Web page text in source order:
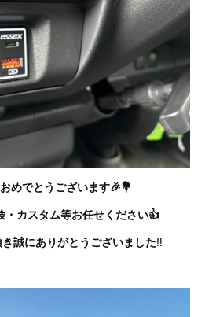
めでとうございます🎉💐
・カスタム等お任せください👍
誠にありがとうございました‼